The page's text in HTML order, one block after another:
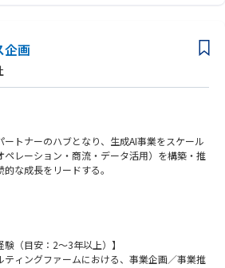
を軸に異動が発生する場合有
への異動の場合、原則転居・転勤は無
動の場合、転居が必要となる可能性有（同
る勤務は可）
ては標準的な出社経路を事前に認定したうえ
い発生する費用を旅費としてお支払いしま
費規程に基づく範囲内で利用可となる場合
せんが、業務状況に応じて出社が命ぜられる
において定量的な販売数値、収支数値をベース
境を把握し、必要な事業戦略の立案並びにそ
能力を身につけることができます。
種多様なビックデータを活用することにより、
。
との交渉により、交渉力、マネジメント力等
身につけることができます。
ーション文化の世界の創造に向けて常に挑戦
後も進化し続けるため、自ら考え、自ら行動
ョナル人材を求めています。
ぜんをお届けするアフターサービスのプロジ
企画
トナーのハブとなり、生成AI事業をスケール
ペレーション・商流・データ活用）を構築・推
な成長をリードする。
部パートナーのハブとして、複雑なプロジェ
業を動かすためのオペレーション・商流・ル
だきます。
わけではなく、ご経験・志向に応じて担当領域
験（目安：2〜3年以上）】
ティングファームにおける、事業企画／事業推